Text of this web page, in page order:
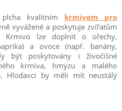
kvalitním krmivem pro
vyvážené a poskytuje zvířatům
Krmivo lze doplnit o ořechy,
a ovoce (např. banány,
být poskytovány i živočišné
krmiva, hmyzu a malého
Hlodavci by měli mít neustálý